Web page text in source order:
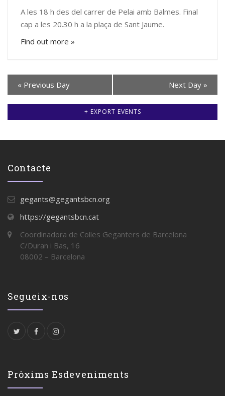
A les 18 h des del carrer de Pelai amb Balmes. Final
cap a les 20.30 h a la plaça de Sant Jaume.
Find out more »
« Previous Day Next Day »
+ EXPORT EVENTS
Contacte
gegants@gegantsbcn.org
https://gegantsbcn.cat
Coordinadora de Colles Geganters de Barcelona
C/Duran i Bas, 16
08002 – Barcelona
Segueix-nos
Pròxims Esdeveniments